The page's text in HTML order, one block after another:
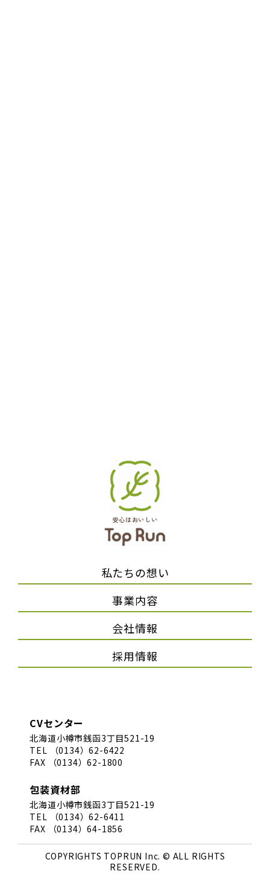
安心はおいしい
私たちの想い
事業内容
会社情報
採用情報
CVセンター
北海道小樽市銭函3丁目521-19
TEL （0134）62-6422
FAX （0134）62-1800
包装資材部
北海道小樽市銭函3丁目521-19
TEL （0134）62-6411
FAX （0134）64-1856
COPYRIGHTS TOPRUN Inc. © ALL RIGHTS
RESERVED.